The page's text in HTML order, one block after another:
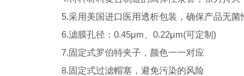
5.采用美国进口医用透析包装，确保产品无
6.滤膜孔径：0.45μm、0.22μm(可定制)
7.固定式罗伯特夹子，颜色一一对应
8.固定式过滤帽塞，避免污染的风险